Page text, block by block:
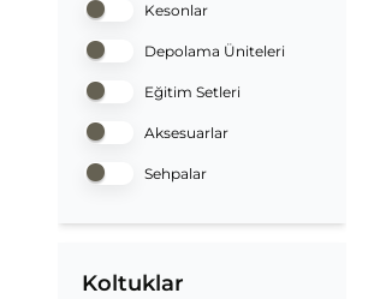
Kesonlar
Depolama Üniteleri
Eğitim Setleri
Aksesuarlar
Sehpalar
Koltuklar